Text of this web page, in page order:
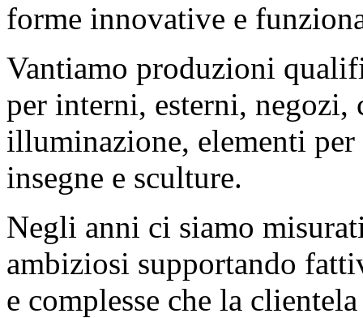
forme innovative e
Vantiamo produzioni
per interni, esterni, negozi,
illuminazione, elementi
insegne e sculture.
Negli anni ci siamo
ambiziosi supportando
e complesse che la